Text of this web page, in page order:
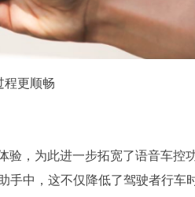
程更顺畅
验，为此进一步拓宽了语音车控
手中，这不仅降低了驾驶者行车